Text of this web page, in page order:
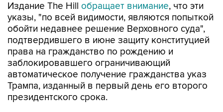
Издание The Hill обращает внимание, что эти
указы, "по всей видимости, являются попыткой
обойти недавнее решение Верховного суда",
подтвердившего в июне защиту конституцией
права на гражданство по рождению и
заблокировавшего ограничивающий
автоматическое получение гражданства указ
Трампа, изданный в первый день его второго
президентского срока.